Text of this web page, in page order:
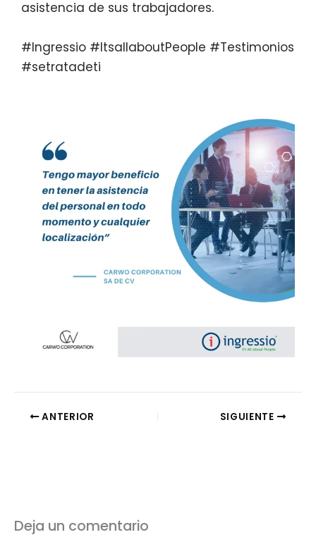
asistencia de sus trabajadores.
#Ingressio #ItsallaboutPeople #Testimonios
#setratadeti
ANTERIOR SIGUIENTE
Deja un comentario